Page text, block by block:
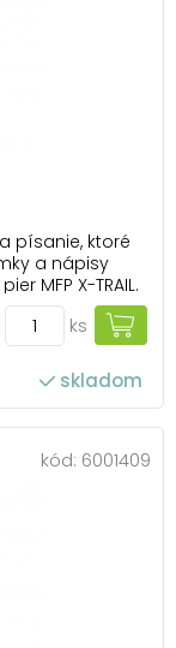
písanie, ktoré
a nápisy
MFP X-TRAIL.
energiu,
kt...
ks
skladom
kód: 6001409